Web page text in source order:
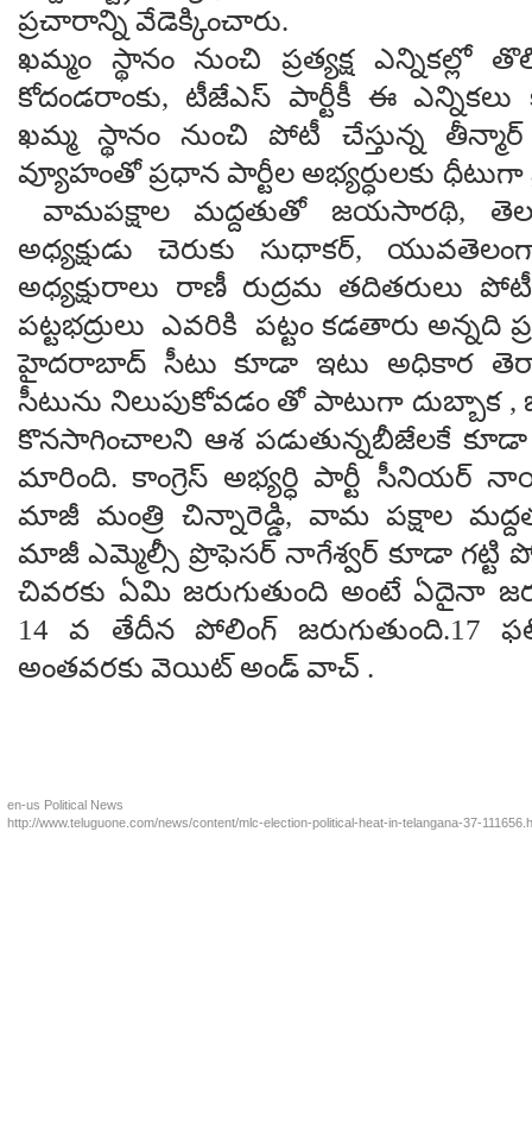
ప్రచారాన్ని వేడెక్కించారు.
ఖమ్మం స్థానం నుంచి ప్రత్యక్ష
కోదండరాంకు, టీజేఎస్‌ పార్టీకీ ఈ
ఖమ్మ స్థానం నుంచి పోటీ చేస్తున్న తీన్మార్
వ్యూహంతో ప్రధాన పార్టీల అభ్యర్ధులకు
వామపక్షాల మద్దతుతో జయసారథి,
అధ్యక్షుడు చెరుకు సుధాకర్‌,
అధ్యక్షురాలు రాణీ రుద్రమ తదితరులు
పట్టభద్రులు ఎవరికి పట్టం కడతారు అన్నది
హైదరాబాద్ సీటు కూడా ఇటు అధికార
సీటును నిలుపుకోవడం తో పాటుగా దుబ్బాక
కొనసాగించాలని ఆశ పడుతున్నబీజేలకే
మారింది. కాంగ్రెస్ అభ్యర్ధి పార్టీ సీనియర్
మాజీ మంత్రి చిన్నారెడ్డి, వామ పక్షాల
మాజీ ఎమ్మెల్సీ ప్రొఫెసర్ నాగేశ్వర్ కూడా గట్టి
చివరకు ఏమి జరుగుతుంది అంటే ఏదైనా
14 వ తేదీన పోలింగ్ జరుగుతుంది.17
అంతవరకు వెయిట్ అండ్ వాచ్ .
en-us Political News
http://www.teluguone.com/news/content/mlc-election-political-heat-in-telangana-37-